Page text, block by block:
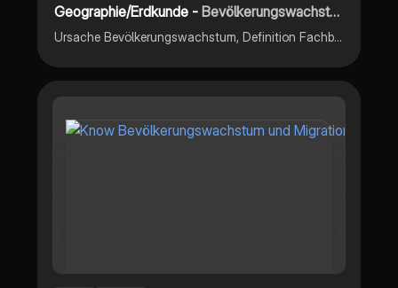
Geographie/Erdkunde -Bevölkerungswachstum
Ursache Bevölkerungswachstum, Definition Fachbegriffe (s.1) Bevölkerungswachstum Äthiopien (s.2) Bevölkerungswachstum Deutschland, Tragfähigkeit der Erde (s.3)